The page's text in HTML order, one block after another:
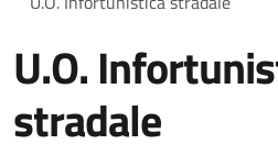
U.O.
stradale